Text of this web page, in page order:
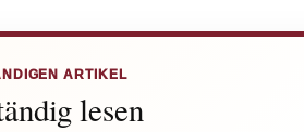
ARTIKEL
lesen